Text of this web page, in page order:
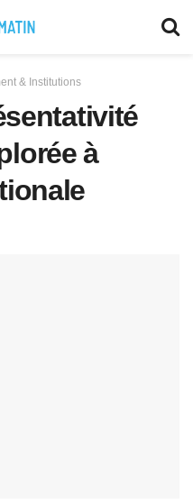
& Institutions
à